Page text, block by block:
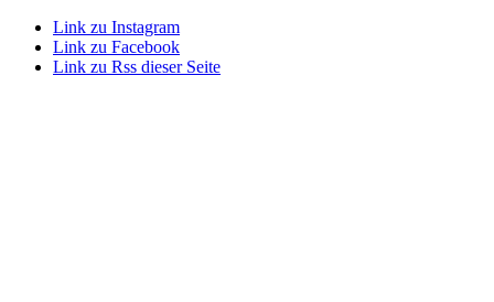
Link zu Instagram
Link zu Facebook
Link zu Rss dieser Seite